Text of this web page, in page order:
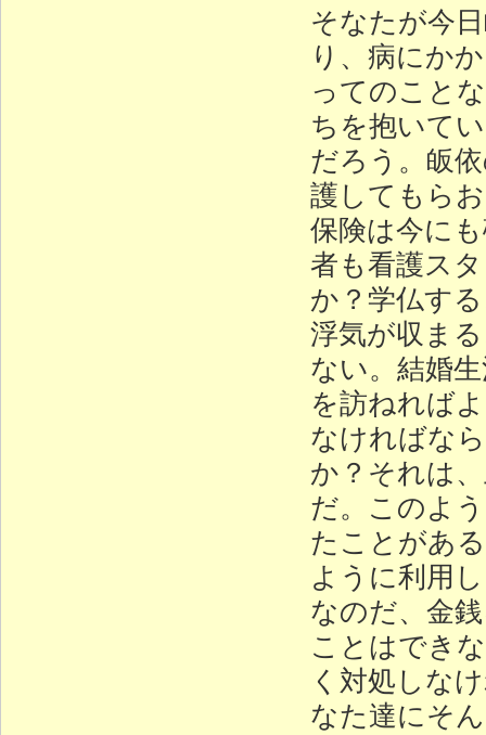
そなたが今
り、病にか
ってのこと
ちを抱いて
だろう。皈
護してもら
保険は今に
者も看護ス
か？学仏す
浮気が収ま
ない。結婚
を訪ねれば
なければな
か？それは
だ。このよ
たことがあ
ように利用
なのだ、金
ことはでき
く対処しな
なた達にそ